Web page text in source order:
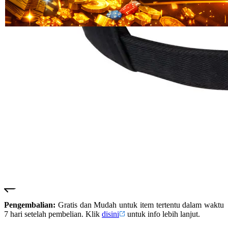
Read
13
Reviews.
HT OFFICIAL
SUSTER123
SUSTER 123
Pengembalian: Gratis dan Mudah untuk item tertentu dalam waktu
7 hari setelah pembelian. Klik disini untuk info lebih lanjut.